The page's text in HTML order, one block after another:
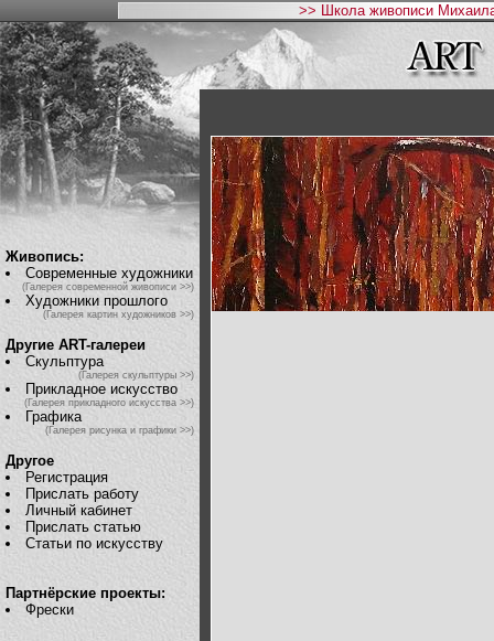
>> Школа живописи
Живопись:
Современные художники
(Галерея современной живописи >>)
Художники прошлого
(Галерея картин художников >>)
Другие ART-галереи
Скульптура
(Галерея скульптуры >>)
Прикладное искусство
(Галерея прикладного искусства >>)
Графика
(Галерея рисунка и графики >>)
Другое
Регистрация
Прислать работу
Личный кабинет
Прислать статью
Статьи по искусству
Партнёрские проекты:
Фрески